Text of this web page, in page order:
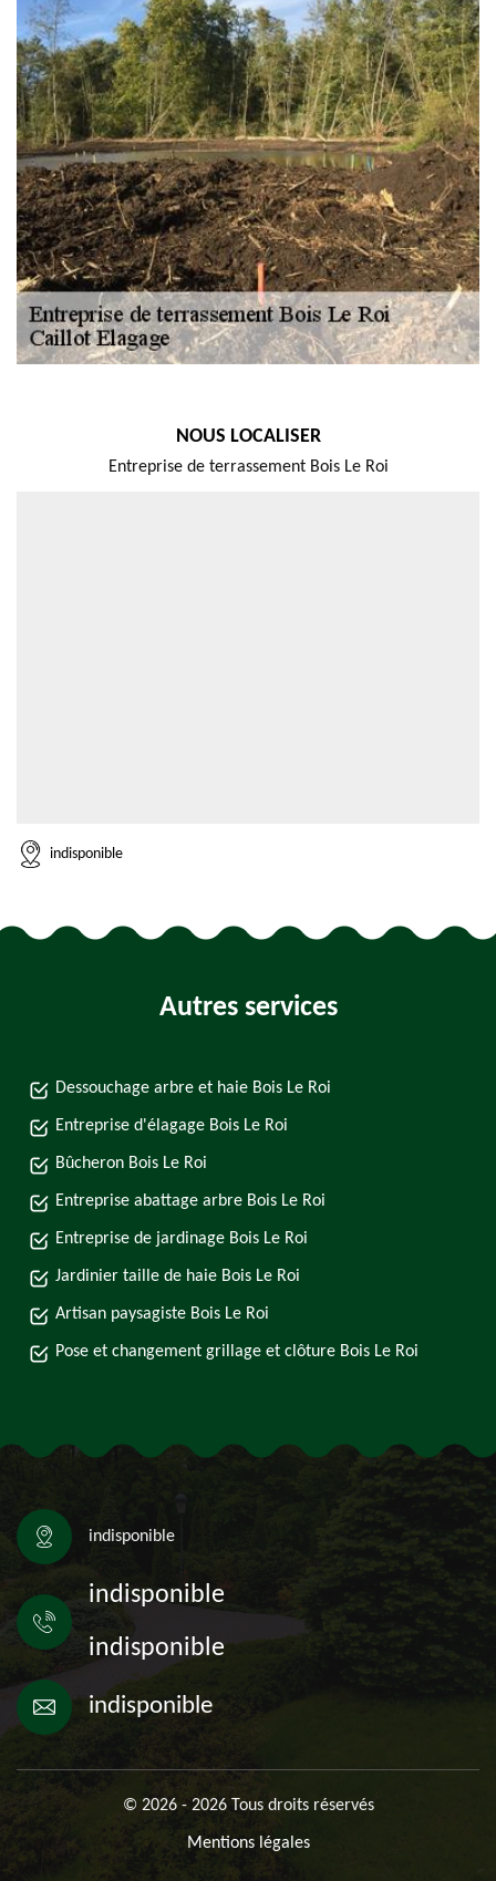
NOUS LOCALISER
Entreprise de terrassement Bois Le Roi
indisponible
Autres services
Dessouchage arbre et haie Bois Le Roi
Entreprise d'élagage Bois Le Roi
Bûcheron Bois Le Roi
Entreprise abattage arbre Bois Le Roi
Entreprise de jardinage Bois Le Roi
Jardinier taille de haie Bois Le Roi
Artisan paysagiste Bois Le Roi
Pose et changement grillage et clôture Bois Le Roi
indisponible
indisponible
indisponible
indisponible
© 2026 - 2026 Tous droits réservés
Mentions légales